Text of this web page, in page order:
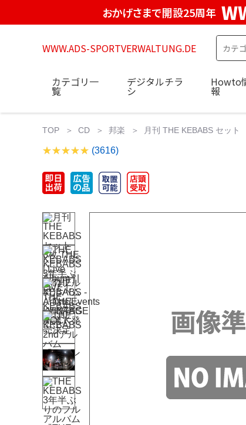
おかげさまで開設25周年
WWW.ADS-SPORTVERWALTUNG.DE
カテゴリ一
覧
デジタルチラ
シ
Howto
報
TOP CD 邦楽 月刊 THE KEBABS セッ
(3616)